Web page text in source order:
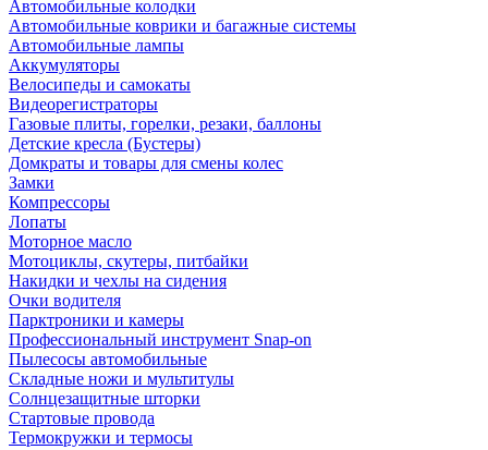
Автомобильные колодки
Автомобильные коврики и багажные системы
Автомобильные лампы
Аккумуляторы
Велосипеды и самокаты
Видеорегистраторы
Газовые плиты, горелки, резаки, баллоны
Детские кресла (Бустеры)
Домкраты и товары для смены колес
Замки
Компрессоры
Лопаты
Моторное масло
Мотоциклы, скутеры, питбайки
Накидки и чехлы на сидения
Очки водителя
Парктроники и камеры
Профессиональный инструмент Snap-on
Пылесосы автомобильные
Складные ножи и мультитулы
Солнцезащитные шторки
Стартовые провода
Термокружки и термосы